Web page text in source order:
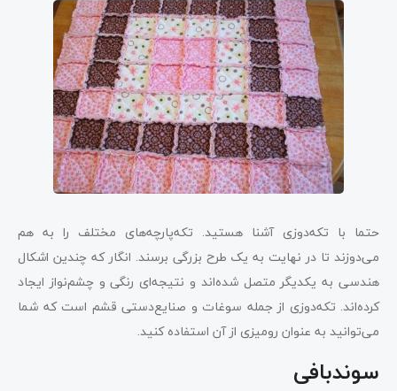
حتما با تکه‌دوزی آشنا هستید. تکه‌پارچه‌های مختلف را به هم
می‌دوزند تا در نهایت به یک طرح بزرگی برسند. انگار که چندین اشکال
هندسی به یکدیگر متصل شده‌اند و نتیجه‌ای رنگی و چشم‌نواز ایجاد
کرده‌اند. تکه‌دوزی از جمله سوغات و صنایع‌دستی قشم است که شما
می‌توانید به عنوان رومیزی از آن استفاده کنید.
سوندبافی